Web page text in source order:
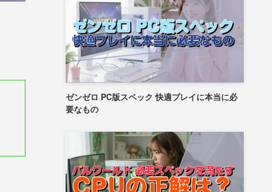
ゼンゼロ PC版スペック 快適プレイに本当に必
要なもの